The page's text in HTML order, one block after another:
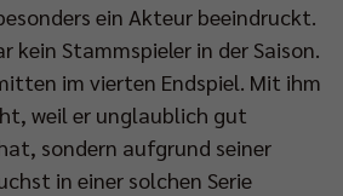
ein Akteur beeindruckt.
kein Stammspieler in der Saison.
im vierten Endspiel. Mit ihm
weil er unglaublich gut
sondern aufgrund seiner
in einer solchen Serie